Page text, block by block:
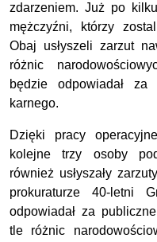
zdarzeniem. Już po
mężczyźni, którzy
Obaj usłyszeli zarzut
różnic
będzie odpowiadał
karnego.
Dzięki pracy
kolejne trzy osoby
również usłyszały
prokuraturze 40-letni
odpowiadał za
tle różnic